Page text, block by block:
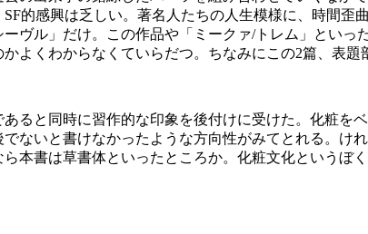
的感興は乏しい。著名人たちの人生模様に、時間歪
ヴル」だけ。この作品や「ミークァ/トレム」といっ
よくわからなくていらだつ。ちなみにこの2篇、表題
ると同時に習作的な印象を後付けに受けた。化粧を
ないと書けなかったような方向性がみてとれる。け
本書は草書体といったところか。化粧文化というぼ